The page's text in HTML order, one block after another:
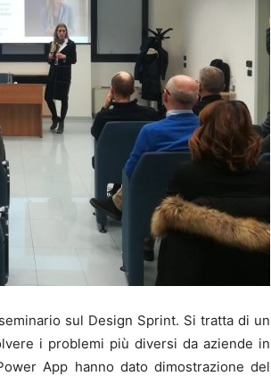
sul Design Sprint. Si tratta di un
i problemi più diversi da aziende in
App hanno dato dimostrazione del